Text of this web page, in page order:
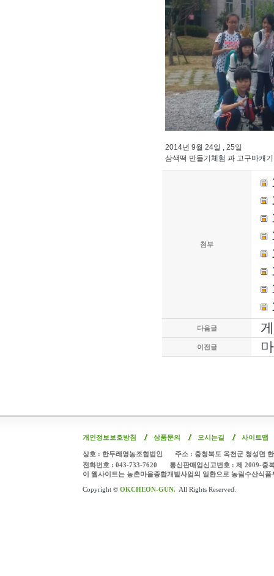
2014년 9월 24일 , 25일
삼색떡 만들기체험 과 고구마캐
첨부
다음글
이전글
개인정보보호방침 상품문의 오시는길 사이트맵
상호 : 한두레영농조합법인
주소 : 충청북도 옥천군 청성면
전화번호 : 043-733-7620
통신판매업신고번호 : 제 2009-충
이 웹사이트는 농촌마을종합개발사업의 일환으로 농림수산식
Copyright © OKCHEON-GUN. All Rights Reserved.